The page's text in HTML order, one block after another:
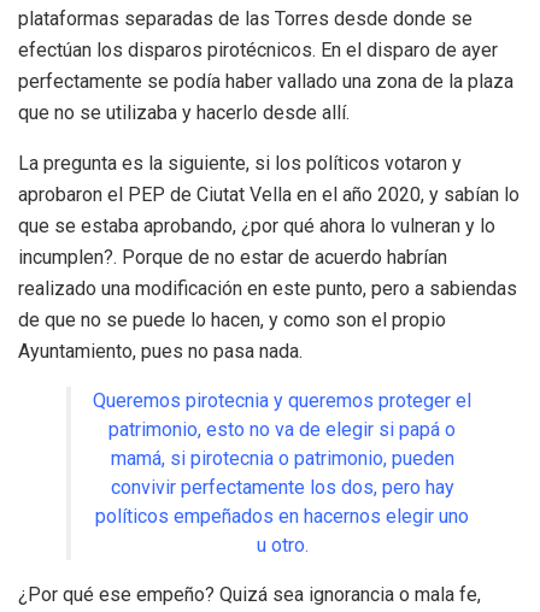
plataformas separadas de las Torres desde donde se
efectúan los disparos pirotécnicos. En el disparo de ayer
perfectamente se podía haber vallado una zona de la plaza
que no se utilizaba y hacerlo desde allí.
La pregunta es la siguiente, si los políticos votaron y
aprobaron el PEP de Ciutat Vella en el año 2020, y sabían lo
que se estaba aprobando, ¿por qué ahora lo vulneran y lo
incumplen?. Porque de no estar de acuerdo habrían
realizado una modificación en este punto, pero a sabiendas
de que no se puede lo hacen, y como son el propio
Ayuntamiento, pues no pasa nada.
Queremos pirotecnia y queremos proteger el
patrimonio, esto no va de elegir si papá o
mamá, si pirotecnia o patrimonio, pueden
convivir perfectamente los dos, pero hay
políticos empeñados en hacernos elegir uno
u otro.
¿Por qué ese empeño? Quizá sea ignorancia o mala fe,